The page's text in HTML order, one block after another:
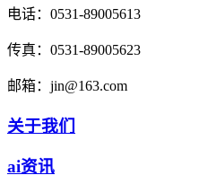
电话： 0531-89005613
传真： 0531-89005623
邮箱： jin@163.com
关于我们
ai资讯